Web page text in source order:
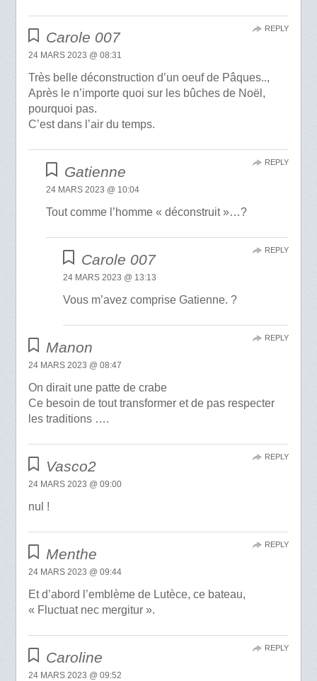
Carole 007
24 MARS 2023 @ 08:31
Très belle déconstruction d’un oeuf de Pâques..,
Après le n’importe quoi sur les bûches de Noël,
pourquoi pas.
C’est dans l’air du temps.
REPLY
Gatienne
24 MARS 2023 @ 10:04
Tout comme l’homme « déconstruit »…?
REPLY
Carole 007
24 MARS 2023 @ 13:13
Vous m’avez comprise Gatienne. ?
REPLY
Manon
24 MARS 2023 @ 08:47
On dirait une patte de crabe
Ce besoin de tout transformer et de pas respecter
les traditions ….
REPLY
Vasco2
24 MARS 2023 @ 09:00
nul !
REPLY
Menthe
24 MARS 2023 @ 09:44
Et d’abord l’emblème de Lutèce, ce bateau,
« Fluctuat nec mergitur ».
REPLY
Caroline
24 MARS 2023 @ 09:52
REPLY